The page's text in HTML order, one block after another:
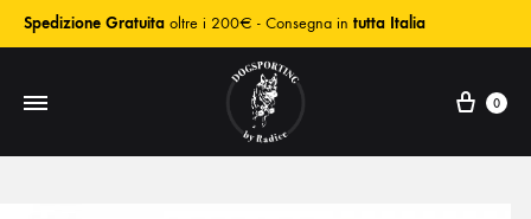
Spedizione Gratuita oltre i 200€ - Consegna in tutta Italia
0